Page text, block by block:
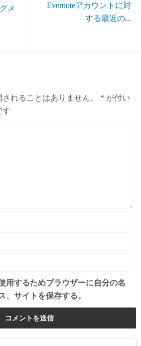
メ
Evernoteアカウントに対
する最近の...
れることはありません。 * が付い
す
用するためブラウザーに自分の名
、サイトを保存する。